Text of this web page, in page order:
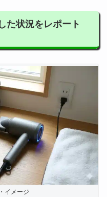
た状況をレポート
イメージ